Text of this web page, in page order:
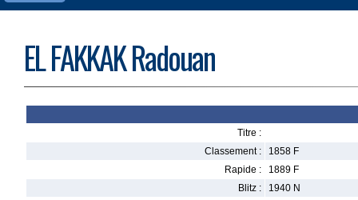
EL FAKKAK Radouan
Titre :
Classement :
1858 F
Rapide :
1889 F
Blitz :
1940 N